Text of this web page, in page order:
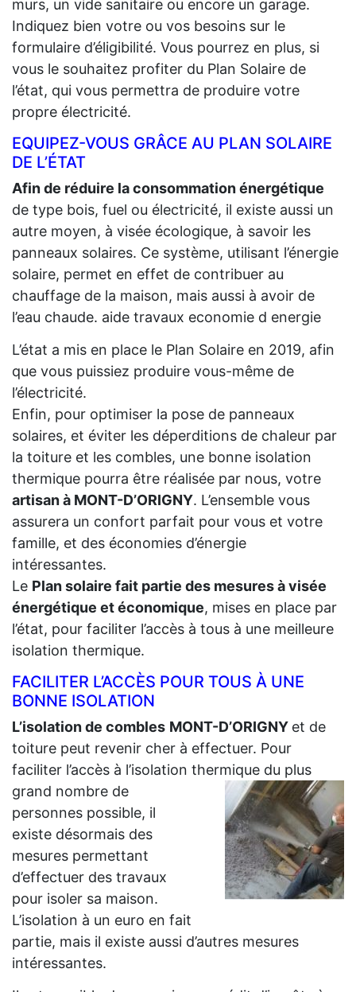
murs, un vide sanitaire ou encore un garage.
Indiquez bien votre ou vos besoins sur le
formulaire d’éligibilité. Vous pourrez en plus, si
vous le souhaitez profiter du Plan Solaire de
l’état, qui vous permettra de produire votre
propre électricité.
EQUIPEZ-VOUS GRÂCE AU PLAN SOLAIRE
DE L’ÉTAT
Afin de réduire la consommation énergétique
de type bois, fuel ou électricité, il existe aussi un
autre moyen, à visée écologique, à savoir les
panneaux solaires. Ce système, utilisant l’énergie
solaire, permet en effet de contribuer au
chauffage de la maison, mais aussi à avoir de
l’eau chaude. aide travaux economie d energie
L’état a mis en place le Plan Solaire en 2019, afin
que vous puissiez produire vous-même de
l’électricité.
Enfin, pour optimiser la pose de panneaux
solaires, et éviter les déperditions de chaleur par
la toiture et les combles, une bonne isolation
thermique pourra être réalisée par nous, votre
artisan à MONT-D’ORIGNY. L’ensemble vous
assurera un confort parfait pour vous et votre
famille, et des économies d’énergie
intéressantes.
Le Plan solaire fait partie des mesures à visée
énergétique et économique, mises en place par
l’état, pour faciliter l’accès à tous à une meilleure
isolation thermique.
FACILITER L’ACCÈS POUR TOUS À UNE
BONNE ISOLATION
L’isolation de combles MONT-D’ORIGNY et de
toiture peut revenir cher à effectuer. Pour
faciliter l’accès à l’isolation thermique du plus
grand nombre de
personnes possible, il
existe désormais des
mesures permettant
d’effectuer des travaux
pour isoler sa maison.
L’isolation à un euro en fait
partie, mais il existe aussi d’autres mesures
intéressantes.